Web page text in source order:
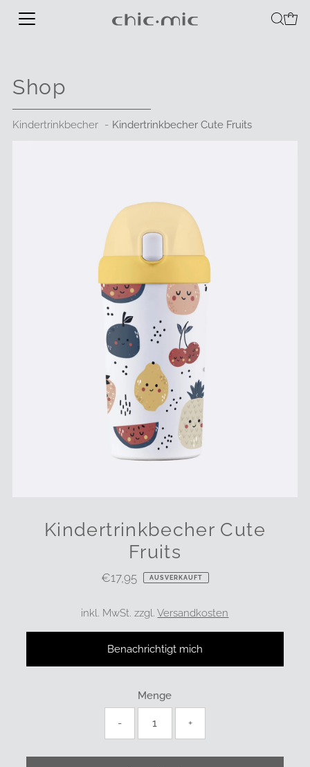
Shop
Kindertrinkbecher Kindertrinkbecher Cute Fruits
Kindertrinkbecher Cute
Fruits
Regulärer
€17,95 AUSVERKAUFT
inkl. MwSt. zzgl.Versandkosten
Benachrichtigt mich
Menge
- +